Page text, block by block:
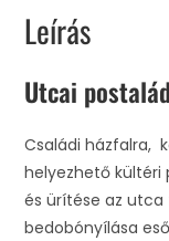
Leírás
Utcai
Családi házfalra,
helyezhető kültéri
és ürítése az utca
bedobónyílása